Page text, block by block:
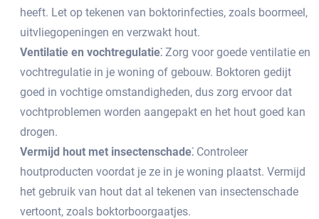
heeft.​ Let op tekenen van boktorinfecties, zoals boormeel,
uitvliegopeningen en verzwakt hout.​
Ventilatie en vochtregulatie⁚ Zorg voor goede ventilatie en
vochtregulatie in je woning of gebouw.​ Boktoren gedijt
goed in vochtige omstandigheden, dus zorg ervoor dat
vochtproblemen worden aangepakt en het hout goed kan
drogen.​
Vermijd hout met insectenschade⁚ Controleer
houtproducten voordat je ze in je woning plaatst.​ Vermijd
het gebruik van hout dat al tekenen van insectenschade
vertoont, zoals boktorboorgaatjes.​